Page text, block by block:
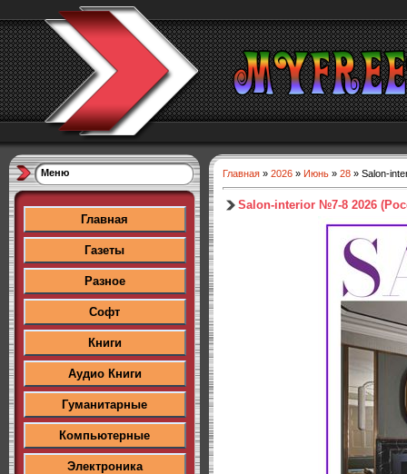
Меню
Главная
Газеты
Разное
Софт
Книги
Аудио Книги
Гуманитарные
Компьютерные
Электроника
Главная » 2026 » Июнь » 28 » Salon-
Salon-interior №7-8 2026